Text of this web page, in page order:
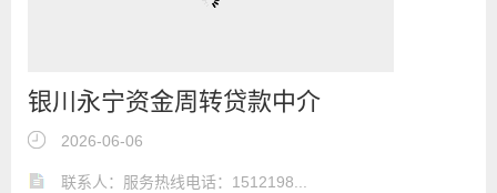
银川永宁资金周转贷款中介
2026-06-06
联系人：服务热线电话：1512198...